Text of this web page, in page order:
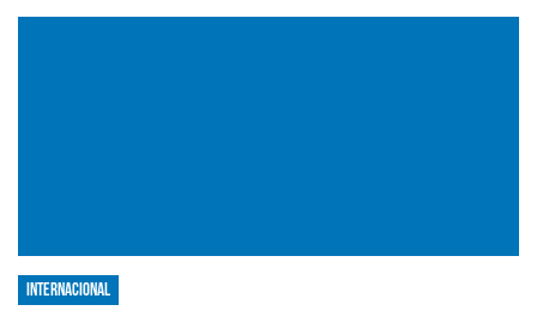
Internacional